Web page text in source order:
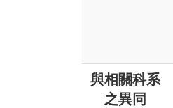
與相關科系
之異同